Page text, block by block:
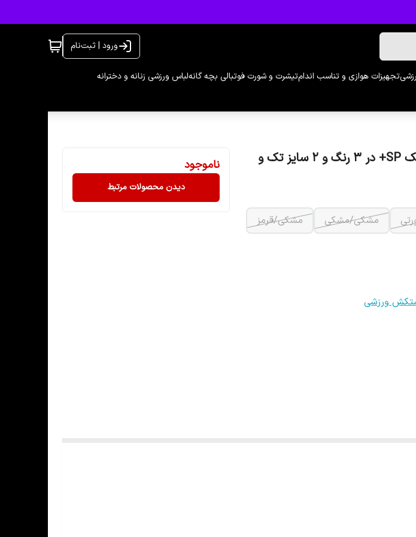
ورود | ثبت‌نام
تجهیزات هوازی و تناسب اندامتیشرت و شورت فوتبالی بچه گانهلباس ورزشی زنانه و دخترانه
دستکش بدنسازی زنانه نایک SP+ در 3 رنگ و 2 سایز تک و
مشکی/مشکی
مشکی/قرمز
ورزشی
ناموجود
دیدن محصولات مرتبط